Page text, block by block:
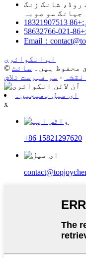
یوآن زونگ روڈ، شانگ زنگ
سو صوبہ
Email：
اب انکوائری
سائٹ
- سر فہرست تلاش
ای میل بھیجیں۔
x
+86 15821297620